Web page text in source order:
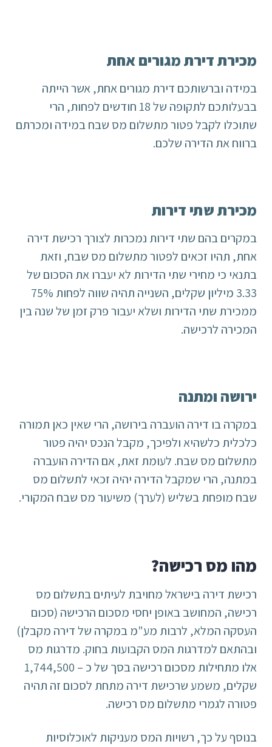
מכירת דירת מגורים אחת
במידה וברשותכם דירת מגורים אחת, אשר הייתה
בבעלותכם לתקופה של 18 חודשים לפחות, הרי
שתוכלו לקבל פטור מתשלום מס שבח במידה ומכרתם
ברווח את הדירה שלכם.
מכירת שתי דירות
במקרים בהם שתי דירות נמכרות לצורך רכישת דירה
אחת, תהיו זכאים לפטור מתשלום מס שבח, וזאת
בתנאי כי מחירי שתי הדירות לא יעברו את הסכום של
3.33 מיליון שקלים, השנייה תהיה שווה לפחות 75%
ממכירת שתי הדירות ושלא יעבור פרק זמן של שנה בין
המכירה לרכישה.
ירושה ומתנה
במקרה בו דירה הועברה בירושה, הרי שאין כאן תמורה
כלכלית כלשהיא ולפיכך, מקבל הנכס יהיה פטור
מתשלום מס שבח. לעומת זאת, אם הדירה הועברה
במתנה, הרי שמקבל הדירה יהיה זכאי לתשלום מס
שבח מופחת בשליש (לערך) משיעור מס שבח המקורי.
מהו מס רכישה?
רכישת דירה בישראל מחויבת לעיתים בתשלום מס
רכישה, המחושב באופן יחסי מסכום הרכישה (סכום
העסקה המלא, לרבות מע"מ במקרה של דירה מקבלן)
ובהתאם למדרגות המס הקבועות בחוק. מדרגות מס
אלו מתחילות מסכום רכישה בסך של כ – 1,744,500
שקלים, משמע שרכישת דירה מתחת לסכום זה תהיה
פטורה לגמרי מתשלום מס רכישה.
בנוסף על כך, רשויות המס מעניקות לאוכלוסיות